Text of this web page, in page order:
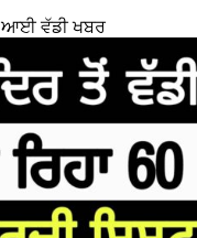
ਆਈ ਵੱਡੀ ਖਬਰ